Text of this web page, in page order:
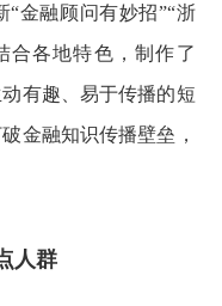
金融顾问有妙招”“浙
合各地特色，制作了
有趣、易于传播的短
金融知识传播壁垒，
人群